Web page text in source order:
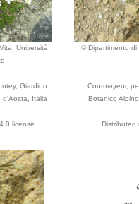
Università
Giardino
d'Aosta, Italia
license.
© Dipartimento
Courmayeur,
Botanico
Distributed